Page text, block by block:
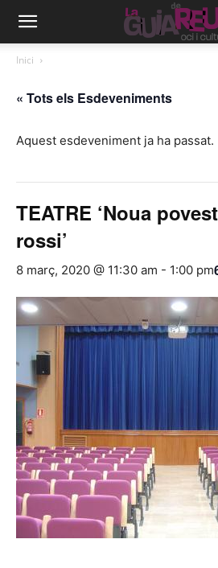
Inici
« Tots els Esdeveniments
Aquest esdeveniment ja ha passat.
TEATRE ‘Noua
rossi’
8 març, 2020 @ 11:30 am - 1:00 pm